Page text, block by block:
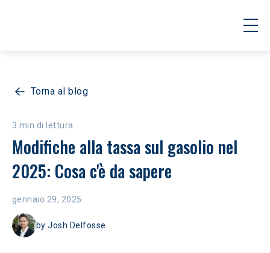
Torna al blog
3 min di lettura
Modifiche alla tassa sul gasolio nel
2025: Cosa c'è da sapere
gennaio 29, 2025
byJosh Delfosse